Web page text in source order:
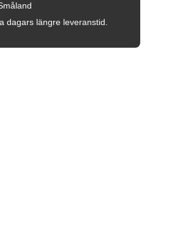
dagars längre leveranstid.